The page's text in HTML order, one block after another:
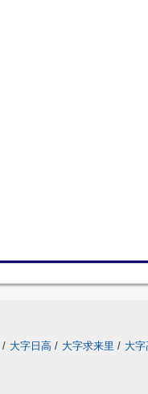
/ 大字日高 / 大字求来里 / 大